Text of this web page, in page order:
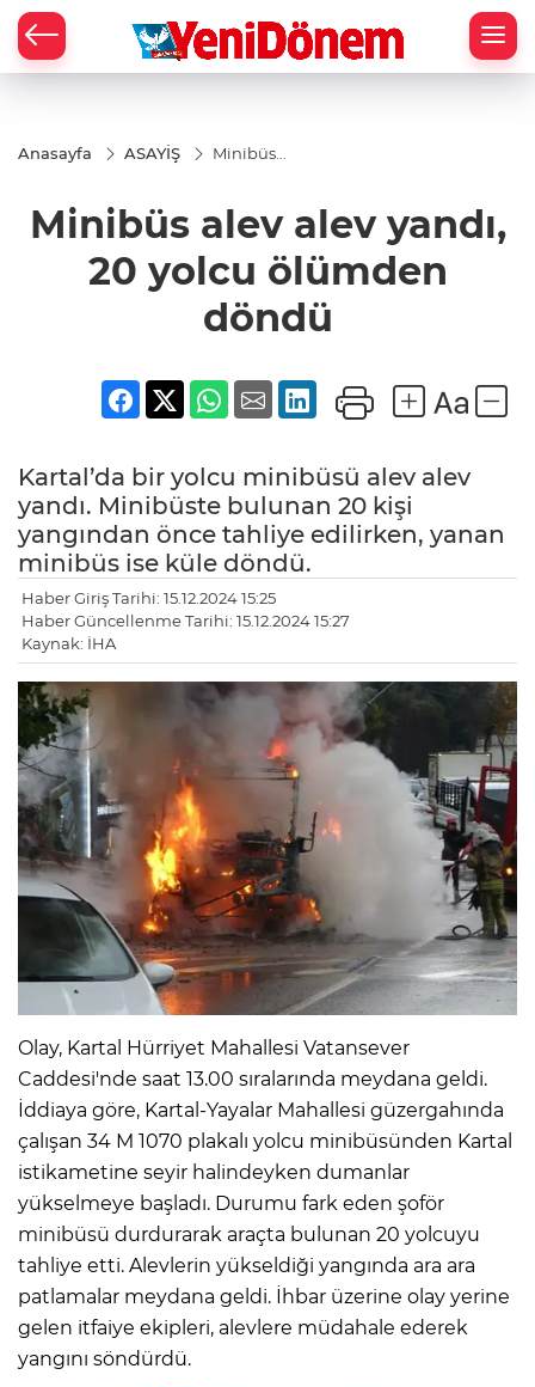
Anasayfa ASAYİŞ
Minibüs
yolcu
ölümden
Minibüs alev alev yandı,
20 yolcu ölümden
döndü
Kartal’da bir yolcu minibüsü alev alev
yandı. Minibüste bulunan 20 kişi
yangından önce tahliye edilirken, yanan
minibüs ise küle döndü.
Haber Giriş Tarihi: 15.12.2024 15:25
Haber Güncellenme Tarihi: 15.12.2024 15:27
Kaynak: İHA
Olay, Kartal Hürriyet Mahallesi Vatansever
Caddesi'nde saat 13.00 sıralarında meydana geldi.
İddiaya göre, Kartal-Yayalar Mahallesi güzergahında
çalışan 34 M 1070 plakalı yolcu minibüsünden Kartal
istikametine seyir halindeyken dumanlar
yükselmeye başladı. Durumu fark eden şoför
minibüsü durdurarak araçta bulunan 20 yolcuyu
tahliye etti. Alevlerin yükseldiği yangında ara ara
patlamalar meydana geldi. İhbar üzerine olay yerine
gelen itfaiye ekipleri, alevlere müdahale ederek
yangını söndürdü.